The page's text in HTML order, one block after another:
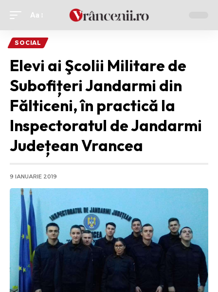
Ajustor
font
Aa
SOCIAL
Elevi ai Şcolii Militare de
Subofițeri Jandarmi din
Fălticeni, în practică la
Inspectoratul de Jandarmi
Județean Vrancea
9 IANUARIE 2019